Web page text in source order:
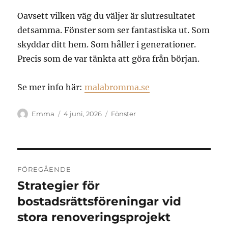
Oavsett vilken väg du väljer är slutresultatet
detsamma. Fönster som ser fantastiska ut. Som
skyddar ditt hem. Som håller i generationer.
Precis som de var tänkta att göra från början.
Se mer info här:malabromma.se
Författare
Emma
Publicerat
4 juni, 2026 Kategorier
Fönster
FÖREGÅENDE
Föregående
inlägg:
Strategier för
bostadsrättsföreningar vid
stora renoveringsprojekt